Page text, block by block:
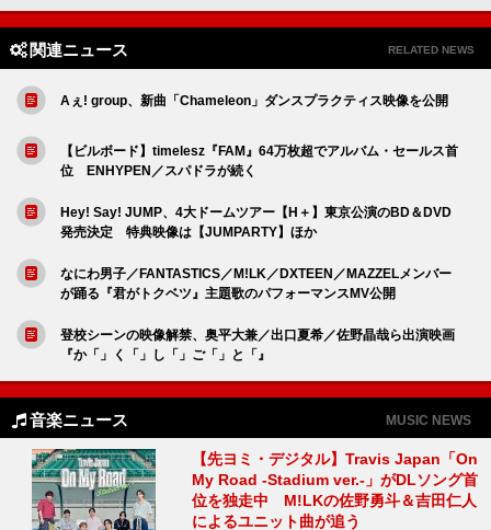
関連ニュース RELATED NEWS
Aぇ! group、新曲「Chameleon」ダンスプラクティス映像を公開
【ビルボード】timelesz『FAM』64万枚超でアルバム・セールス首
位 ENHYPEN／スパドラが続く
Hey! Say! JUMP、4大ドームツアー【H＋】東京公演のBD＆DVD
発売決定 特典映像は【JUMPARTY】ほか
なにわ男子／FANTASTICS／M!LK／DXTEEN／MAZZELメンバー
が踊る『君がトクベツ』主題歌のパフォーマンスMV公開
登校シーンの映像解禁、奥平大兼／出口夏希／佐野晶哉ら出演映画
『か「」く「」し「」ご「」と「』
音楽ニュース MUSIC NEWS
【先ヨミ・デジタル】Travis Japan「On
My Road -Stadium ver.-」がDLソング首
位を独走中 M!LKの佐野勇斗＆吉田仁人
によるユニット曲が追う